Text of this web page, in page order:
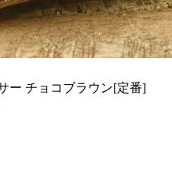
ー チョコブラウン[定番]